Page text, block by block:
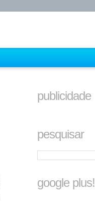
publicidade
pesquisar
google plus!